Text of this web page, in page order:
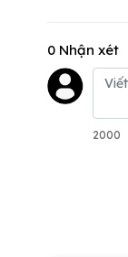
0 Nhận xét
2000